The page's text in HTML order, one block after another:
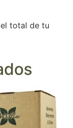
total de tu